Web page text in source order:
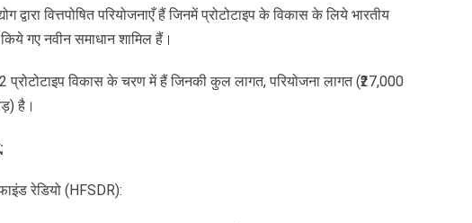
द्वारा वित्तपोषित परियोजनाएँ हैं जिनमें प्रोटोटाइप के विकास के लिये भारतीय
गए नवीन समाधान शामिल हैं।
विकास के चरण में हैं जिनकी कुल लागत, परियोजना लागत (₹27,000
है।
:
रेडियो (HFSDR):